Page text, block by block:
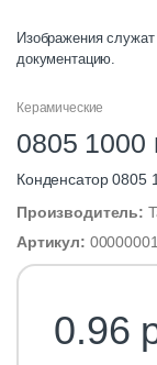
Изображения
документацию.
Керамические
0805
Конденсатор 0805
Производитель:
Артикул:
0.96